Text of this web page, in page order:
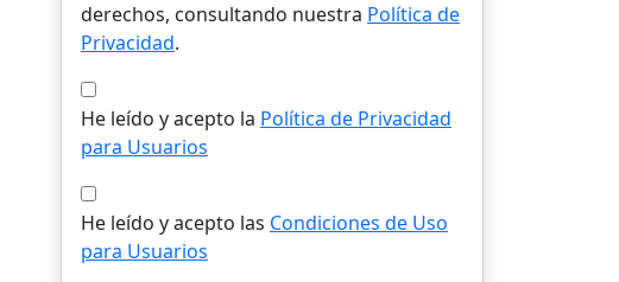
derechos, consultando nuestra Política de
Privacidad.
He leído y acepto la Política de Privacidad
para Usuarios
He leído y acepto las Condiciones de Uso
para Usuarios